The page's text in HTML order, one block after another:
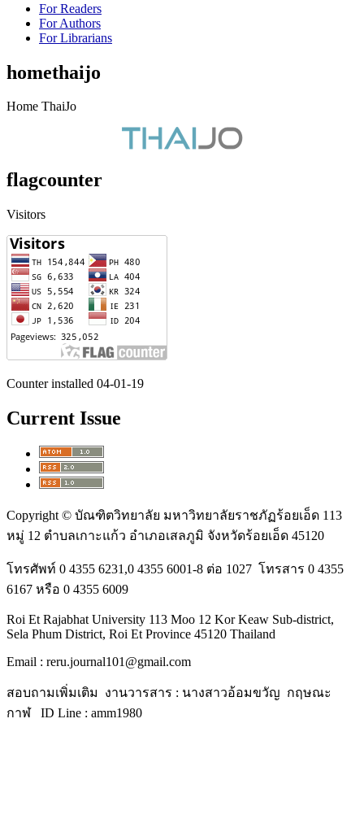
For Readers
For Authors
For Librarians
homethaijo
Home ThaiJo
flagcounter
Visitors
Counter installed 04-01-19
Current Issue
Copyright © บัณฑิตวิทยาลัย มหาวิทยาลัยราชภัฏร้อยเอ็ด 113
หมู่ 12 ตำบลเกาะแก้ว อำเภอเสลภูมิ จังหวัดร้อยเอ็ด 45120
โทรศัพท์ 0 4355 6231,0 4355 6001-8 ต่อ 1027 โทรสาร 0 4355
6167 หรือ 0 4355 6009
Roi Et Rajabhat University 113 Moo 12 Kor Keaw Sub-district,
Sela Phum District, Roi Et Province 45120 Thailand
Email : reru.journal101@gmail.com
สอบถามเพิ่มเติม งานวารสาร : นางสาวอ้อมขวัญ กฤษณะ
กาฬ ID Line : amm1980